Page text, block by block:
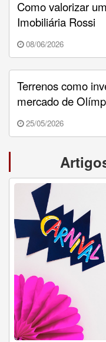
Como valorizar
Imobiliária Rossi
08/06/2026
Terrenos como
mercado de
25/05/2026